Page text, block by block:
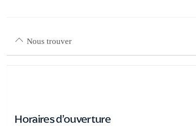
Nous trouver
Horaires d’ouverture